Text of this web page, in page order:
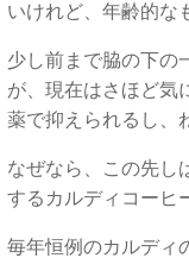
いけれど、年齢的な
少し前まで脇の下の
が、現在はさほど気
薬で抑えられるし、
なぜなら、この先し
するカルディコーヒ
毎年恒例のカルディ